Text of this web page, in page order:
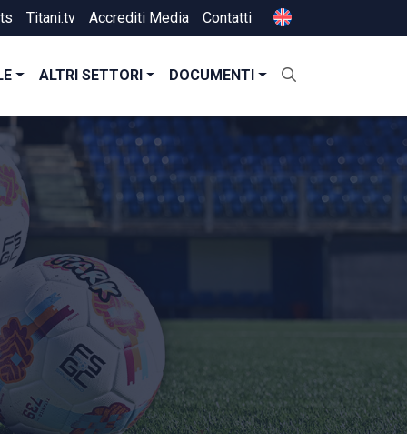
Titani.tv Accrediti Media Contatti
ALTRI SETTORI DOCUMENTI